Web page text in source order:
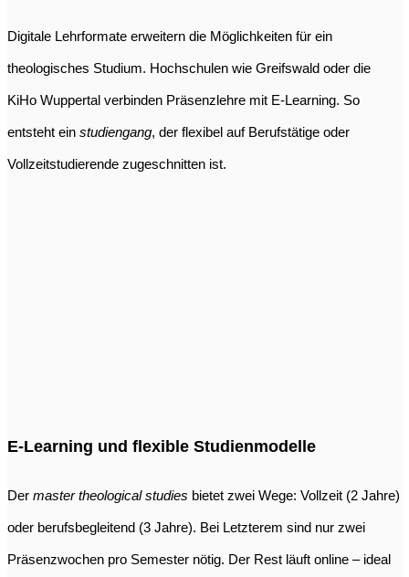
Digitale Lehrformate erweitern die Möglichkeiten für ein
theologisches Studium. Hochschulen wie Greifswald oder die
KiHo Wuppertal verbinden Präsenzlehre mit E-Learning. So
entsteht ein studiengang, der flexibel auf Berufstätige oder
Vollzeitstudierende zugeschnitten ist.
E-Learning und flexible Studienmodelle
Der master theological studies bietet zwei Wege: Vollzeit (2 Jahre)
oder berufsbegleitend (3 Jahre). Bei Letzterem sind nur zwei
Präsenzwochen pro Semester nötig. Der Rest läuft online – ideal